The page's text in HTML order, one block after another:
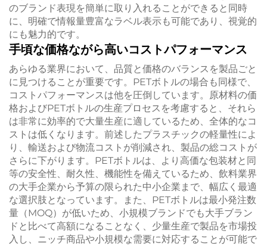
のブランド表現を簡単に取り入れることができると同時
に、明確で情報量豊富なラベル表示も可能であり、視覚的
にも魅力的です。
手頃な価格ながら高いコストパフォーマンス
あらゆる業界において、品質と価格のバランスを製品ごと
に見つけることが重要です。PETボトルの場合も同様で、
コストパフォーマンスは他を圧倒しています。原材料の価
格およびPETボトルの生産プロセスを考慮すると、それら
は非常に効率的で大量生産に適しているため、全体的なコ
ストは低くなります。前述したプラスチックの軽量性によ
り、輸送および物流コストが削減され、製品の総コストが
さらに下がります。PETボトルは、より高価な包装材と同
等の安全性、耐久性、機能性を備えているため、飲料業界
の大手企業から予算の限られた中小企業まで、幅広く最適
な選択肢となっています。また、PETボトルは最小発注数
量（MOQ）が低いため、小規模ブランドでも大手ブラン
ドと比べて高額になることなく、少量生産で製品を市場投
入し、ニッチ商品や小規模な需要に対応することが可能で